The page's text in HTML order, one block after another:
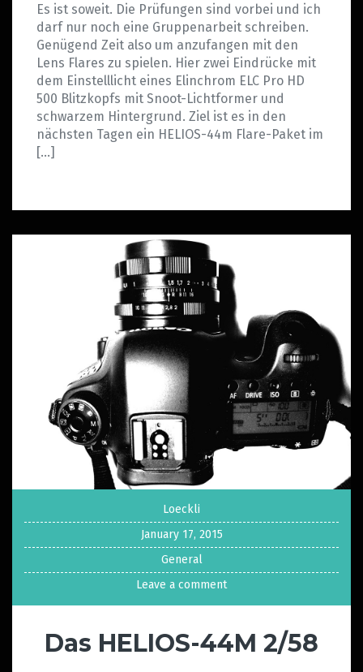
Es ist soweit. Die Prüfungen sind vorbei und ich
darf nur noch eine Gruppenarbeit schreiben.
Genügend Zeit also um anzufangen mit den
Lens Flares zu spielen. Hier zwei Eindrücke mit
dem Einstelllicht eines Elinchrom ELC Pro HD
500 Blitzkopfs mit Snoot-Lichtformer und
schwarzem Hintergrund. Ziel ist es in den
nächsten Tagen ein HELIOS-44m Flare-Paket im
[…]
Loeckli
January 17, 2015
General
Leave a comment
Das HELIOS-44M 2/58